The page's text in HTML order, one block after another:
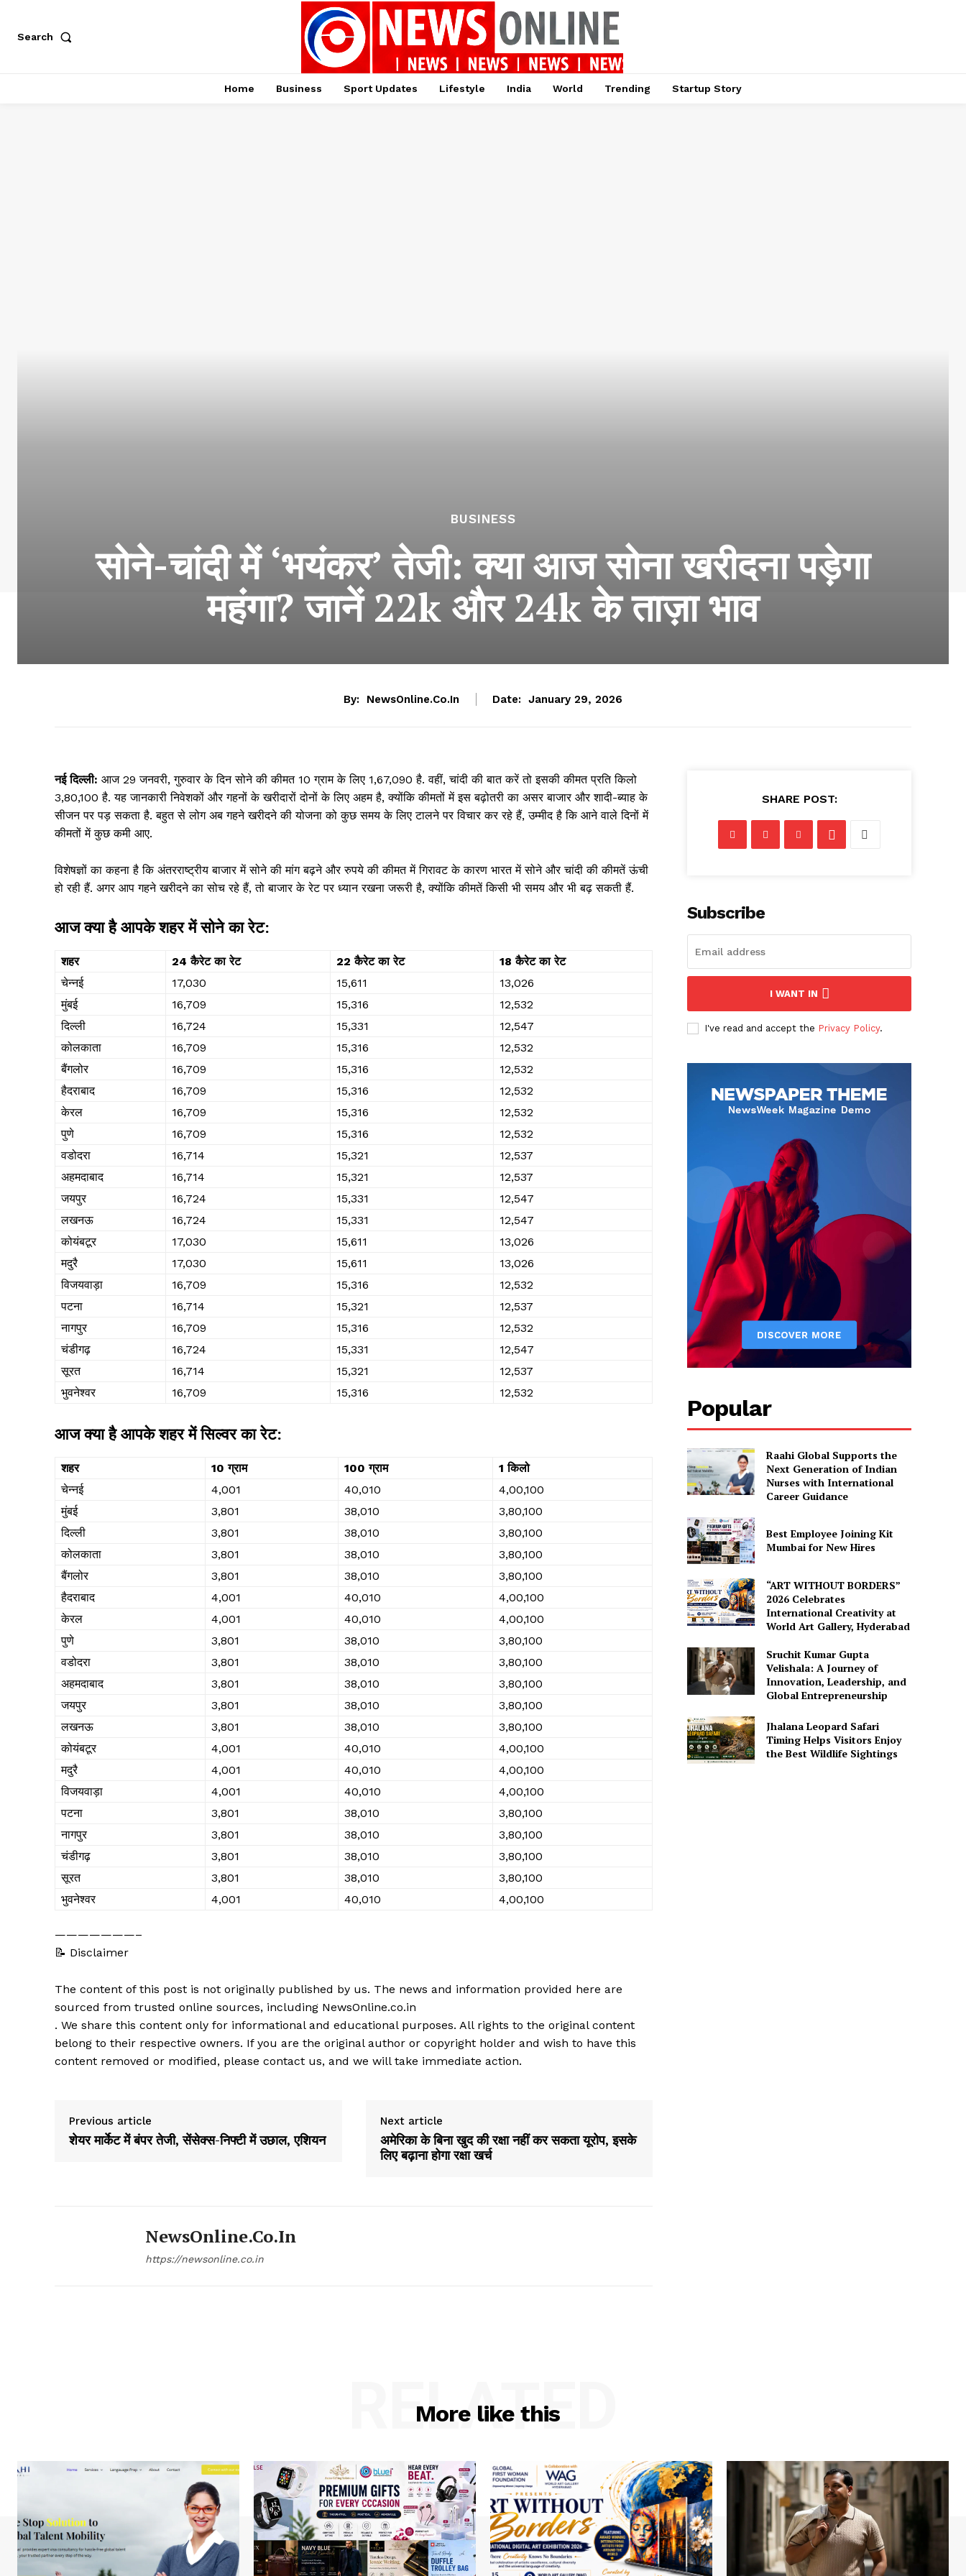
Search
Home Business Sport Updates Lifestyle India World Trending Startup Story
BUSINESS
सोने-चांदी में ‘भयंकर’ तेजी: क्या आज सोना खरीदना पड़ेगा
महंगा? जानें 22k और 24k के ताज़ा भाव
By: NewsOnline.co.in Date: January 29, 2026
नई दिल्ली: आज 29 जनवरी, गुरुवार के दिन सोने की कीमत 10 ग्राम के लिए ₹1,67,090 है. वहीं, चांदी की बात करें तो इसकी कीमत प्रति किलो
₹3,80,100 है. यह जानकारी निवेशकों और गहनों के खरीदारों दोनों के लिए अहम है, क्योंकि कीमतों में इस बढ़ोतरी का असर बाजार और शादी-ब्याह के
सीजन पर पड़ सकता है. बहुत से लोग अब गहने खरीदने की योजना को कुछ समय के लिए टालने पर विचार कर रहे हैं, उम्मीद है कि आने वाले दिनों में
कीमतों में कुछ कमी आए.
विशेषज्ञों का कहना है कि अंतरराष्ट्रीय बाजार में सोने की मांग बढ़ने और रुपये की कीमत में गिरावट के कारण भारत में सोने और चांदी की कीमतें ऊंची
हो रही हैं. अगर आप गहने खरीदने का सोच रहे हैं, तो बाजार के रेट पर ध्यान रखना जरूरी है, क्योंकि कीमतें किसी भी समय और भी बढ़ सकती हैं.
आज क्या है आपके शहर में सोने का रेट:
शहर 24 कैरेट का रेट 22 कैरेट का रेट
18 कैरेट का रेट
चेन्नई
₹17,030 ₹15,611
₹13,026
मुंबई
₹16,709 ₹15,316
₹12,532
दिल्ली
₹16,724 ₹15,331
₹12,547
कोलकाता
₹16,709 ₹15,316
₹12,532
बैंगलोर
₹16,709 ₹15,316
₹12,532
हैदराबाद
₹16,709 ₹15,316
₹12,532
केरल
₹16,709 ₹15,316
₹12,532
पुणे
₹16,709 ₹15,316
₹12,532
वडोदरा
₹16,714 ₹15,321
₹12,537
अहमदाबाद
₹16,714 ₹15,321
₹12,537
जयपुर
₹16,724 ₹15,331
₹12,547
लखनऊ
₹16,724 ₹15,331
₹12,547
कोयंबटूर
₹17,030 ₹15,611
₹13,026
मदुरै
₹17,030 ₹15,611
₹13,026
विजयवाड़ा
₹16,709 ₹15,316
₹12,532
पटना
₹16,714 ₹15,321
₹12,537
नागपुर
₹16,709 ₹15,316
₹12,532
चंडीगढ़
₹16,724 ₹15,331
₹12,547
सूरत
₹16,714 ₹15,321
₹12,537
भुवनेश्वर
₹16,709 ₹15,316 ₹12,532
आज क्या है आपके शहर में सिल्वर का रेट:
शहर 10 ग्राम 100 ग्राम
1 किलो
चेन्नई
₹4,001 ₹40,010
₹4,00,100
मुंबई
₹3,801 ₹38,010
₹3,80,100
दिल्ली
₹3,801 ₹38,010
₹3,80,100
कोलकाता
₹3,801 ₹38,010
₹3,80,100
बैंगलोर
₹3,801 ₹38,010
₹3,80,100
हैदराबाद
₹4,001 ₹40,010
₹4,00,100
केरल
₹4,001 ₹40,010
₹4,00,100
पुणे
₹3,801 ₹38,010
₹3,80,100
वडोदरा
₹3,801 ₹38,010
₹3,80,100
अहमदाबाद
₹3,801 ₹38,010
₹3,80,100
जयपुर
₹3,801 ₹38,010
₹3,80,100
लखनऊ
₹3,801 ₹38,010
₹3,80,100
कोयंबटूर
₹4,001 ₹40,010
₹4,00,100
मदुरै
₹4,001 ₹40,010
₹4,00,100
विजयवाड़ा
₹4,001 ₹40,010
₹4,00,100
पटना
₹3,801 ₹38,010
₹3,80,100
नागपुर
₹3,801 ₹38,010
₹3,80,100
चंडीगढ़
₹3,801 ₹38,010
₹3,80,100
सूरत
₹3,801 ₹38,010
₹3,80,100
भुवनेश्वर
₹4,001 ₹40,010 ₹4,00,100
———————–
📝 Disclaimer
The content of this post is not originally published by us. The news and information provided here are
sourced from trusted online sources, including NewsOnline.co.in
. We share this content only for informational and educational purposes. All rights to the original content
belong to their respective owners. If you are the original author or copyright holder and wish to have this
content removed or modified, please contact us, and we will take immediate action.
Previous article
शेयर मार्केट में बंपर तेजी, सेंसेक्स-निफ्टी में उछाल, एशियन
Next article
अमेरिका के बिना खुद की रक्षा नहीं कर सकता यूरोप, इसके
लिए बढ़ाना होगा रक्षा खर्च
NewsOnline.co.in
https://newsonline.co.in
SHARE POST:
Subscribe
I WANT IN
I've read and accept the Privacy Policy.
Popular
Raahi Global Supports the
Next Generation of Indian
Nurses with International
Career Guidance
Best Employee Joining Kit
Mumbai for New Hires
“ART WITHOUT BORDERS”
2026 Celebrates
International Creativity at
World Art Gallery, Hyderabad
Sruchit Kumar Gupta
Velishala: A Journey of
Innovation, Leadership, and
Global Entrepreneurship
Jhalana Leopard Safari
Timing Helps Visitors Enjoy
the Best Wildlife Sightings
More like this
RELATED